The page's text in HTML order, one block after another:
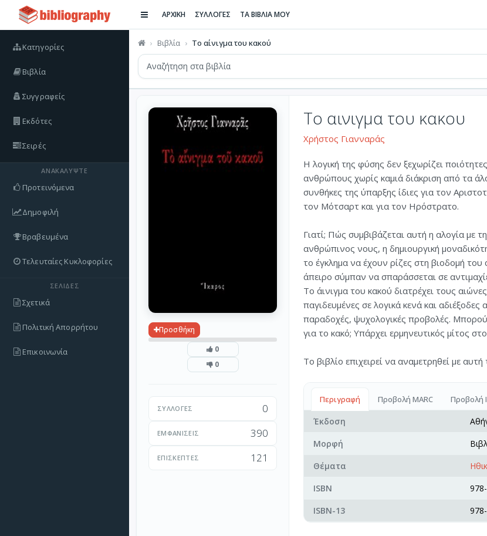
Κατηγορίες
Βιβλία
Συγγραφείς
Εκδότες
Σειρές
ΑΝΑΚΑΛΎΨΤΕ
Προτεινόμενα
Δημοφιλή
Βραβευμένα
Τελευταίες Κυκλοφορίες
ΣΕΛΊΔΕΣ
Σχετικά
Πολιτική Απορρήτου
Επικοινωνία
ΑΡΧΙΚΗ ΣΥΛΛΟΓΕΣ ΤΑ ΒΙΒΛΙΑ ΜΟΥ
Βιβλία Το αίνιγμα του κακού
Προσθήκη
0
0
ΣΥΛΛΟΓΈΣ 0
ΕΜΦΑΝΊΣΕΙΣ 390
ΕΠΙΣΚΈΠΤΕΣ 121
Το αινιγμα του κακου
Χρήστος Γιανναράς
Η λογική της φύσης δεν ξεχωρίζει
ανθρώπους χωρίς καμιά διάκριση από τα
συνθήκες της ύπαρξης ίδιες για τον
τον Μότσαρτ και για τον Ηρόστρατο.
Γιατί; Πώς συμβιβάζεται αυτή η αλογία με
ανθρώπινος νους, η δημιουργική
το έγκλημα να έχουν ρίζες στη βιοδομή
άπειρο σύμπαν να σπαράσσεται σε
Το άινιγμα του κακού διατρέχει τους
παγιδευμένες σε λογικά κενά και
παραδοχές, ψυχολογικές προβολές.
για το κακό; Υπάρχει ερμηνευτικός μίτος
Το βιβλίο επιχειρεί να αναμετρηθεί με
Περιγραφή Προβολή MARC Προβολή
Έκδοση
Μορφή
Θέματα
ISBN
ISBN-13